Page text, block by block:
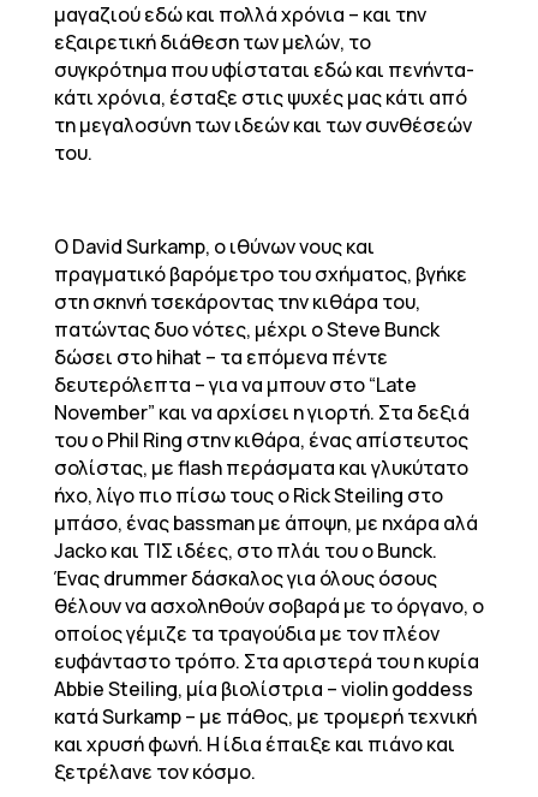
μαγαζιού εδώ και πολλά χρόνια – και την
εξαιρετική διάθεση των μελών, το
συγκρότημα που υφίσταται εδώ και πενήντα-
κάτι χρόνια, έσταξε στις ψυχές μας κάτι από
τη μεγαλοσύνη των ιδεών και των συνθέσεών
του.
Ο David Surkamp, o ιθύνων νους και
πραγματικό βαρόμετρο του σχήματος, βγήκε
στη σκηνή τσεκάροντας την κιθάρα του,
πατώντας δυο νότες, μέχρι ο Steve Bunck
δώσει στο hihat – τα επόμενα πέντε
δευτερόλεπτα – για να μπουν στο “Late
November” και να αρχίσει η γιορτή. Στα δεξιά
του ο Phil Ring στην κιθάρα, ένας απίστευτος
σολίστας, με flash περάσματα και γλυκύτατο
ήχο, λίγο πιο πίσω τους ο Rick Steiling στο
μπάσο, ένας bassman με άποψη, με ηχάρα αλά
Jacko και ΤΙΣ ιδέες, στο πλάι του ο Bunck.
Ένας drummer δάσκαλος για όλους όσους
θέλουν να ασχοληθούν σοβαρά με το όργανο, ο
οποίος γέμιζε τα τραγούδια με τον πλέον
ευφάνταστο τρόπο. Στα αριστερά του η κυρία
Abbie Steiling, μία βιολίστρια – violin goddess
κατά Surkamp – με πάθος, με τρομερή τεχνική
και χρυσή φωνή. Η ίδια έπαιξε και πιάνο και
ξετρέλανε τον κόσμο.